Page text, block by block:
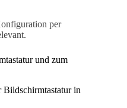
per
und zum
Bildschirmtastatur in